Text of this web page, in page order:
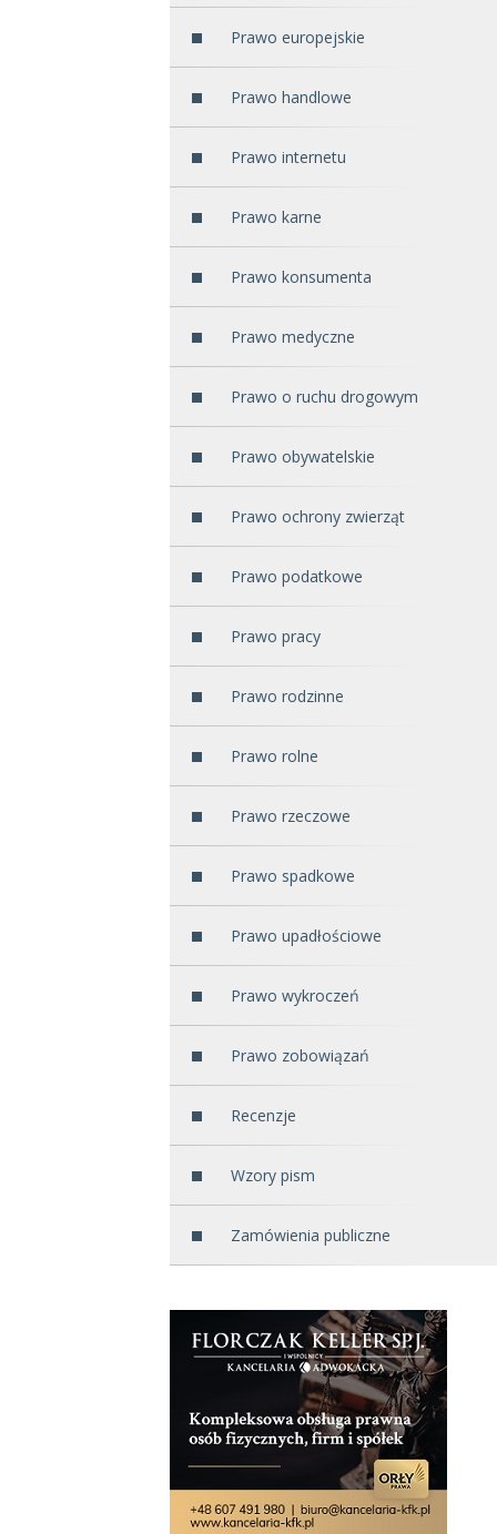
Prawo europejskie
Prawo handlowe
Prawo internetu
Prawo karne
Prawo konsumenta
Prawo medyczne
Prawo o ruchu drogowym
Prawo obywatelskie
Prawo ochrony zwierząt
Prawo podatkowe
Prawo pracy
Prawo rodzinne
Prawo rolne
Prawo rzeczowe
Prawo spadkowe
Prawo upadłościowe
Prawo wykroczeń
Prawo zobowiązań
Recenzje
Wzory pism
Zamówienia publiczne